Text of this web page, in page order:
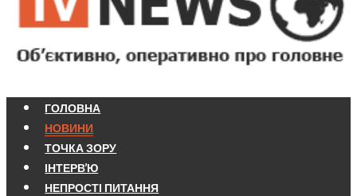
ГОЛОВНА
НОВИНИ
ТОЧКА ЗОРУ
ІНТЕРВ'Ю
НЕПРОСТІ ПИТАННЯ